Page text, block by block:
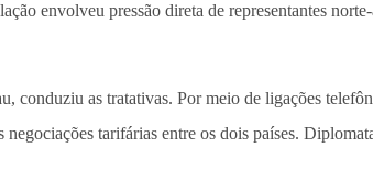
envolveu pressão direta de representantes
conduziu as tratativas. Por meio de ligações
tarifárias entre os dois países.